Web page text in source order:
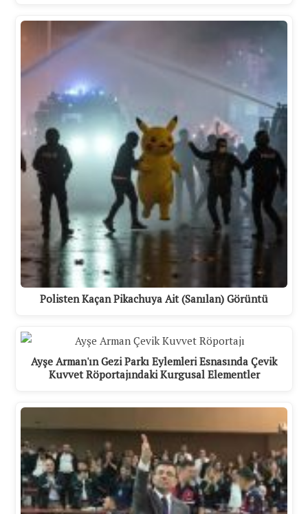
Polisten Kaçan Pikachuya Ait (Sanılan) Görüntü
Ayşe Arman'ın Gezi Parkı Eylemleri Esnasında Çevik
Kuvvet Röportajındaki Kurgusal Elementler